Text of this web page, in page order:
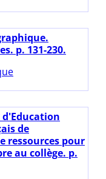
p. 131-230.
d'Education
de
ressources pour
au collège. p.